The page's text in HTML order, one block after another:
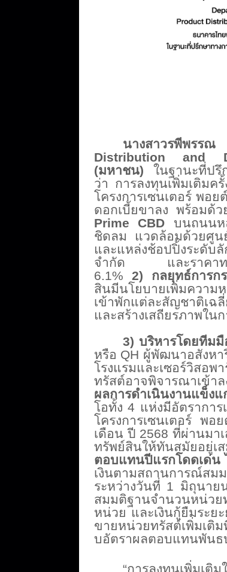
นางสาวรพีพร
Distribution and
(มหาชน)ในฐานะที่ปรึ
ว่า การลงทุนเพิ่มเติมค
โครงการเซนเตอร์ พอ
ดอกเบี้ยขาลง พร้อมด้
Prime CBD บนถนนห
ชิดลม แวดล้อมด้วยศูน
และแหล่งช้อปปิ้งระดั
จำกัด และราคาทรั
6.1%2) กลยุทธ์การก
สินมีนโยบายเพิ่มความ
เข้าพักแต่ละสัญชาติเฉ
และสร้างเสถียรภาพใน
3) บริหารโดยทีม
หรือ QH ผู้พัฒนาอสังหา
โรงแรมและเซอร์วิสอพ
ทรัสต์อาจพิจารณาเข้า
ผลการดำเนินงานแข็งแ
โอทั้ง 4 แห่งมีอัตราการ
โครงการเซนเตอร์ พ
เดือน ปี 2568 ที่ผ่านมา
ทรัพย์สินให้ทันสมัยอยู่เ
ตอบแทนปีแรกโดดเด่น
เงินตามสถานการณ์สม
ระหว่างวันที่ 1 มิถุนา
สมมติฐานจำนวนหน่วย
หน่วย และเงินกู้ยืมระย
ขายหน่วยทรัสต์เพิ่มเติ
บอัตราผลตอบแทนพันธ
“การลงทุนเพิ่มเ